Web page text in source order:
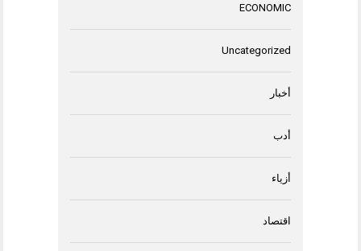
ECONOMIC
Uncategorized
أخبار
أدب
أزياء
اقتصاد